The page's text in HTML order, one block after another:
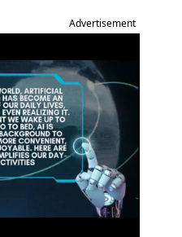
Advertisement